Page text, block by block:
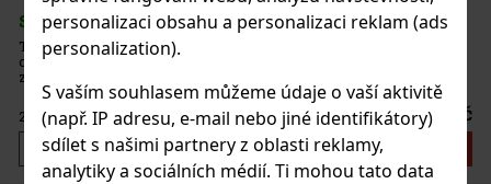
personalizaci obsahu a personalizaci reklam (ads
personalization).
S vaším souhlasem můžeme údaje o vaší aktivitě
(např. IP adresu, e-mail nebo jiné identifikátory)
sdílet s našimi partnery z oblasti reklamy,
analytiky a sociálních médií. Ti mohou tato data
SKLADEM(4 ks)
THAYA Sauvignon 2023 v kategorii VOC (víno originální
certifikace) je suché bílé víno ze Znojemské podoblasti, které
zaujme už na pohled jemnější žlutou barvou se zlatavými odlesky.
Ve vůni je výrazné a expresivní – najdete tu černý rybíz, kdoule a j
207Kč bez DPH 250 Kč
Do košíku